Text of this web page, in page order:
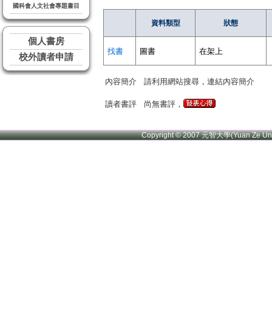
國科會人文社會專題書目
個人書房
校外讀者申請
資料類型 狀態
找書 圖書 在架上
內容簡介 請利用網站搜尋，連結內容簡介
讀者書評 尚無書評，
Copyright © 2007 元智大學(Yuan Ze